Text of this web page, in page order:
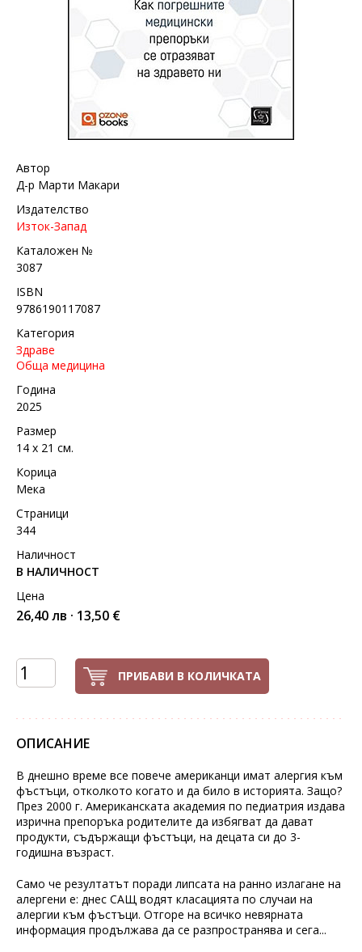
Автор
Д-р Марти Макари
Издателство
Изток-Запад
Каталожен №
3087
ISBN
9786190117087
Категория
Здраве
Обща медицина
Година
2025
Размер
14 х 21 см.
Корица
Мека
Страници
344
Наличност
В НАЛИЧНОСТ
Цена
26,40 лв · 13,50 €
ПРИБАВИ В КОЛИЧКАТА
ОПИСАНИЕ
В днешно време все повече американци имат алергия към
фъстъци, отколкото когато и да било в историята. Защо?
През 2000 г. Американската академия по педиатрия издава
изрична препоръка родителите да избягват да дават
продукти, съдържащи фъстъци, на децата си до 3-
годишна възраст.
Само че резултатът поради липсата на ранно излагане на
алергени е: днес САЩ водят класацията по случаи на
алергии към фъстъци. Отгоре на всичко невярната
информация продължава да се разпространява и сега...